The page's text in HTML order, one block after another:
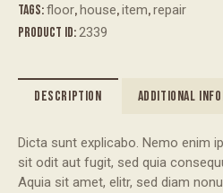
Tags:floor,house,item,repair
Product ID:2339
DESCRIPTION ADDITIONAL
Dicta sunt explicabo. Nemo enim
sit odit aut fugit, sed quia
Aquia sit amet, elitr, sed diam